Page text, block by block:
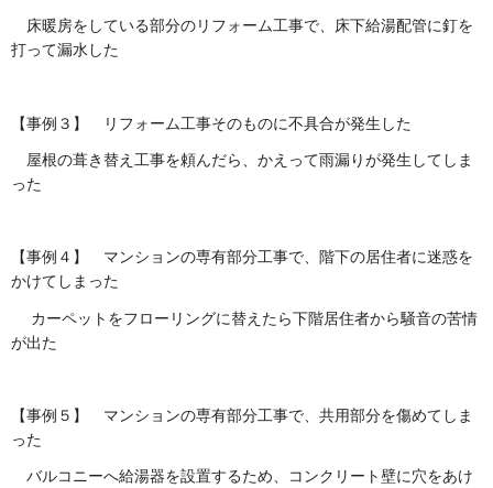
床暖房をしている部分のリフォーム工事で、床下給湯配管に釘を
打って漏水した
【事例３】 リフォーム工事そのものに不具合が発生した
屋根の葺き替え工事を頼んだら、かえって雨漏りが発生してしま
った
【事例４】 マンションの専有部分工事で、階下の居住者に迷惑を
かけてしまった
カーペットをフローリングに替えたら下階居住者から騒音の苦情
が出た
【事例５】 マンションの専有部分工事で、共用部分を傷めてしま
った
バルコニーへ給湯器を設置するため、コンクリート壁に穴をあけ